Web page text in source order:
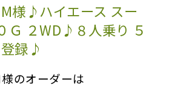
様♪ハイエース スー
Ｇ ２WD♪８人乗り ５
録♪
のオーダーは